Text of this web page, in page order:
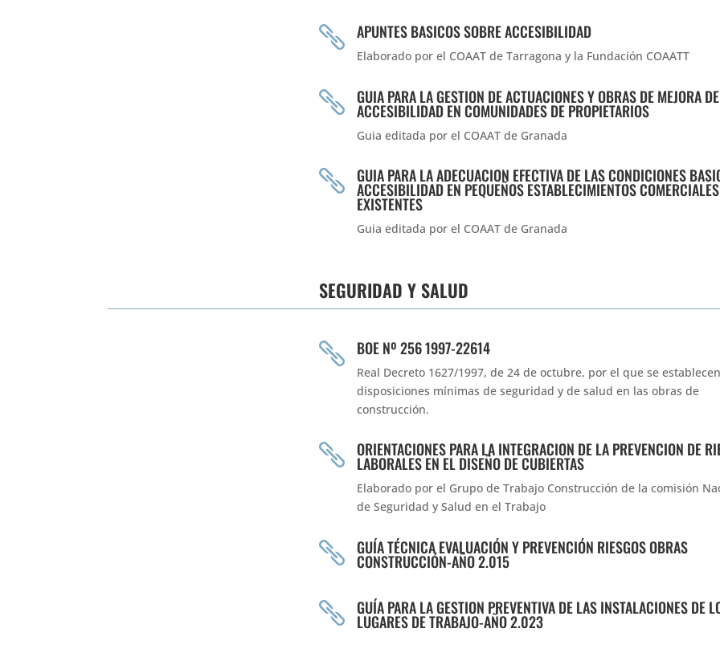
 APUNTES BASICOS SOBRE ACCESIBILIDAD
Elaborado por el COAAT de Tarragona y la Fundación COAATT
 GUIA PARA LA GESTION DE ACTUACIONES Y OBRAS DE MEJORA
ACCESIBILIDAD EN COMUNIDADES DE PROPIETARIOS
Guia editada por el COAAT de Granada
 GUIA PARA LA ADECUACION EFECTIVA DE LAS CONDICIONES
ACCESIBILIDAD EN PEQUEÑOS ESTABLECIMIENTOS COMERCIALES
EXISTENTES
Guia editada por el COAAT de Granada
SEGURIDAD Y SALUD
 BOE Nº 256 1997-22614
Real Decreto 1627/1997, de 24 de octubre, por el que se establecen
disposiciones mínimas de seguridad y de salud en las obras de
construcción.
 ORIENTACIONES PARA LA INTEGRACION DE LA PREVENCION DE
LABORALES EN EL DISEÑO DE CUBIERTAS
Elaborado por el Grupo de Trabajo Construcción de la comisión
de Seguridad y Salud en el Trabajo
 GUÍA TÉCNICA EVALUACIÓN Y PREVENCIÓN RIESGOS OBRAS
CONSTRUCCIÓN-AÑO 2.015
 GUÍA PARA LA GESTION PREVENTIVA DE LAS INSTALACIONES DE
LUGARES DE TRABAJO-AÑO 2.023